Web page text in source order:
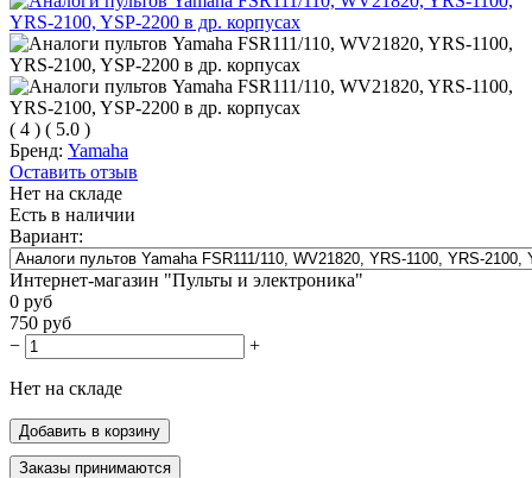
( 4 ) ( 5.0 )
Бренд: Yamaha
Оставить отзыв
Нет на складе
Есть в наличии
Вариант:
Интернет-магазин "Пульты и электроника"
0 руб
750 руб
−
+
Нет на складе
Добавить в корзину
Заказы принимаются